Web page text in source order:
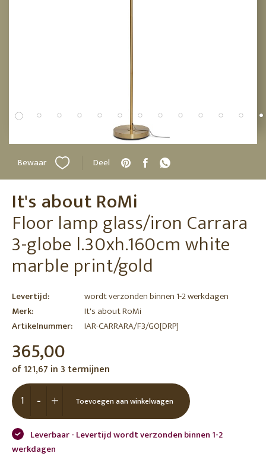
Bewaar Deel
It's about RoMi
Floor lamp glass/iron Carrara
3-globe l.30xh.160cm white
marble print/gold
Levertijd:
wordt verzonden binnen 1-2 werkdagen
Merk:
It's about RoMi
Artikelnummer:
IAR-CARRARA/F3/GO[DRP]
365,00
of 121,67 in 3 termijnen
+
- Toevoegen aan winkelwagen
Leverbaar - Levertijd wordt verzonden binnen 1-2
werkdagen